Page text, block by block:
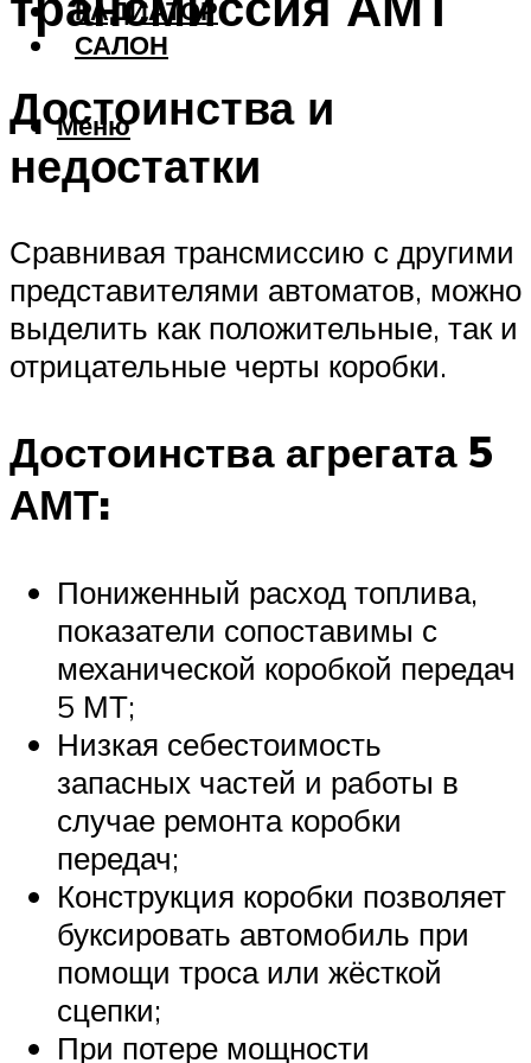
РАДИАТОР
САЛОН
Меню
Достоинства и
недостатки
Сравнивая трансмиссию с другими
представителями автоматов, можно
выделить как положительные, так и
отрицательные черты коробки.
Достоинства агрегата 5
АМТ:
Пониженный расход топлива,
показатели сопоставимы с
механической коробкой передач
5 МТ;
Низкая себестоимость
запасных частей и работы в
случае ремонта коробки
передач;
Конструкция коробки позволяет
буксировать автомобиль при
помощи троса или жёсткой
сцепки;
При потере мощности